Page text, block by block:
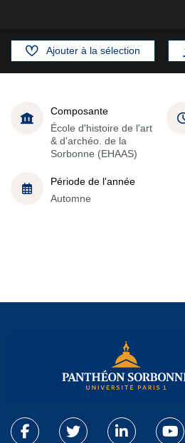
Ajouter à la sélection
Composante
École d'histoire de l'art
& d'archéo. de la
Sorbonne (EHAAS)
Période de l'année
Automne